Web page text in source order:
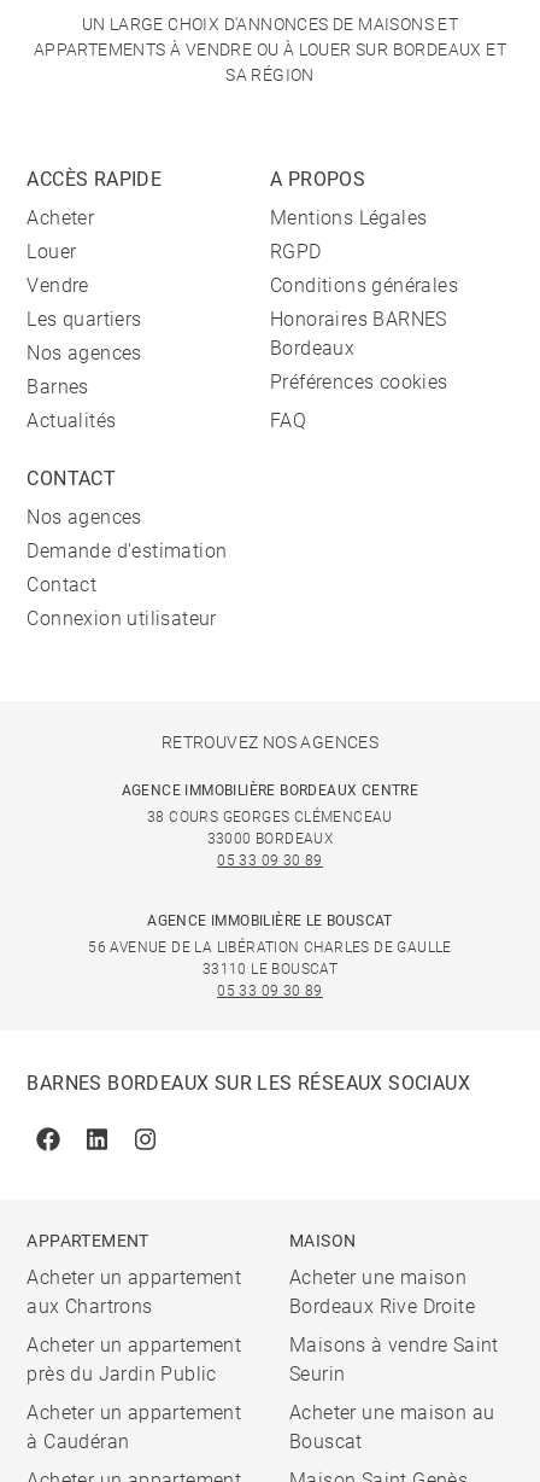
UN LARGE CHOIX D'ANNONCES DE MAISONS ET
APPARTEMENTS À VENDRE OU À LOUER SUR BORDEAUX ET
SA RÉGION
ACCÈS RAPIDE
Acheter
Louer
Vendre
Les quartiers
Nos agences
Barnes
Actualités
A PROPOS
Mentions Légales
RGPD
Conditions générales
Honoraires BARNES
Bordeaux
Préférences cookies
FAQ
CONTACT
Nos agences
Demande d'estimation
Contact
Connexion utilisateur
RETROUVEZ NOS AGENCES
AGENCE IMMOBILIÈRE BORDEAUX CENTRE
38 COURS GEORGES CLÉMENCEAU
33000 BORDEAUX
05 33 09 30 89
AGENCE IMMOBILIÈRE LE BOUSCAT
56 AVENUE DE LA LIBÉRATION CHARLES DE GAULLE
33110 LE BOUSCAT
05 33 09 30 89
BARNES BORDEAUX SUR LES RÉSEAUX SOCIAUX
FacebookLinkedinInstagram
APPARTEMENT
Acheter un appartement
aux Chartrons
Acheter un appartement
près du Jardin Public
Acheter un appartement
à Caudéran
MAISON
Acheter une maison
Bordeaux Rive Droite
Maisons à vendre Saint
Seurin
Acheter une maison au
Bouscat